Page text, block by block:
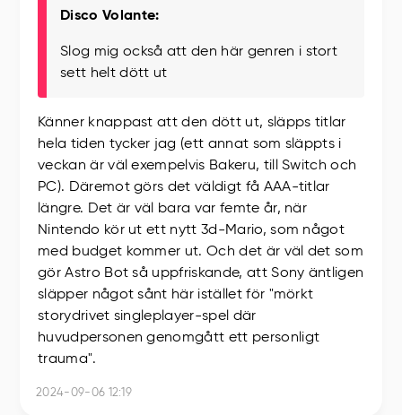
Disco Volante:
Slog mig också att den här genren i stort
sett helt dött ut
Känner knappast att den dött ut, släpps titlar
hela tiden tycker jag (ett annat som släppts i
veckan är väl exempelvis Bakeru, till Switch och
PC). Däremot görs det väldigt få AAA-titlar
längre. Det är väl bara var femte år, när
Nintendo kör ut ett nytt 3d-Mario, som något
med budget kommer ut. Och det är väl det som
gör Astro Bot så uppfriskande, att Sony äntligen
släpper något sånt här istället för "mörkt
storydrivet singleplayer-spel där
huvudpersonen genomgått ett personligt
trauma".
2024-09-06 12:19